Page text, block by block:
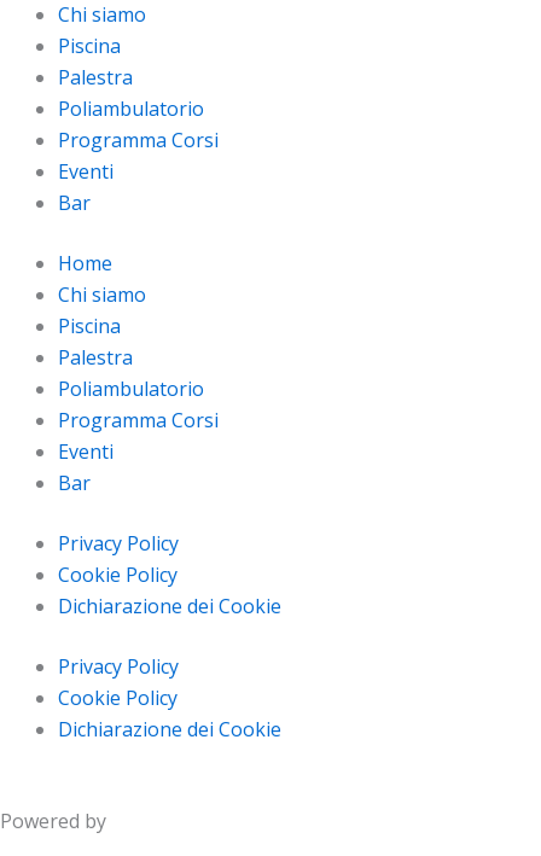
Chi siamo
Piscina
Palestra
Poliambulatorio
Programma Corsi
Eventi
Bar
Home
Chi siamo
Piscina
Palestra
Poliambulatorio
Programma Corsi
Eventi
Bar
Privacy Policy
Cookie Policy
Dichiarazione dei Cookie
Privacy Policy
Cookie Policy
Dichiarazione dei Cookie
Powered by